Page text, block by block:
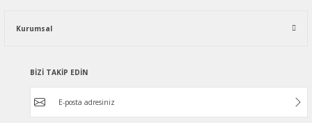
Kurumsal
BİZİ TAKİP EDİN